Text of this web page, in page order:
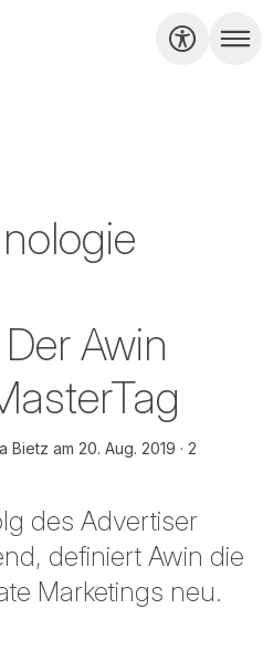
Awin
Bietz am 20. Aug. 2019
2
des Advertiser
definiert Awin die
Marketings neu.